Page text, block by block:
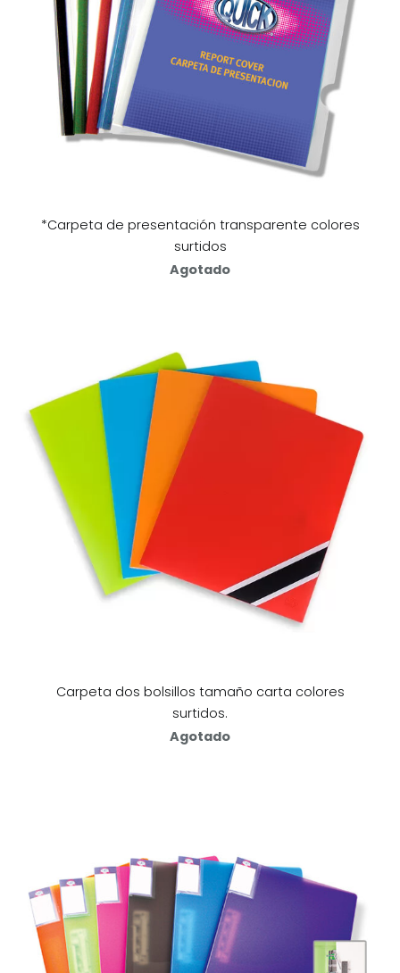
*Carpeta de presentación transparente colores
surtidos
Agotado
Carpeta dos bolsillos tamaño carta colores
surtidos.
Agotado